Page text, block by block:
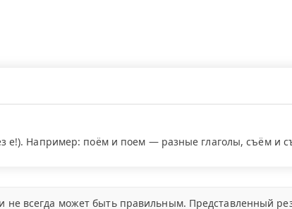
е!). Например: поём и поем — разные глаголы, съём и
всегда может быть правильным. Представленный